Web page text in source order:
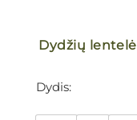
Dydžių lentelė
Dydis